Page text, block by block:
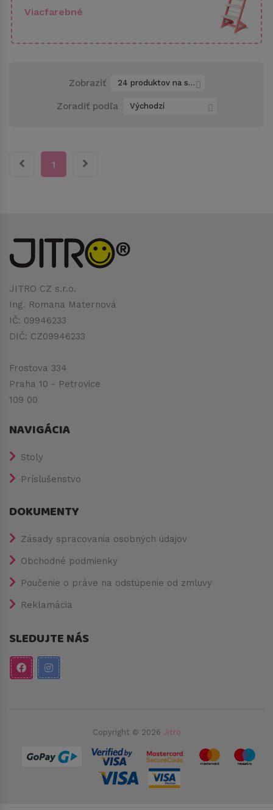
Viacfarebné
Zobraziť 24 produktov na stránku
Zoradiť podľa Východzí
1
JITRO CZ s.r.o.
Ing. Romana Maternová
IČ: 09946233
DIČ: CZ09946233
Frostova 334
Praha 10 - Petrovice
109 00
NAVIGÁCIA
Stoly
Príslušenstvo
DOKUMENTY
Zásady spracovania osobných údajov
Obchodné podmienky
Poučenie o práve na odstúpenie od zmluvy
Reklamácia
SLEDUJTE NÁS
Copyright © 2026 Jitro